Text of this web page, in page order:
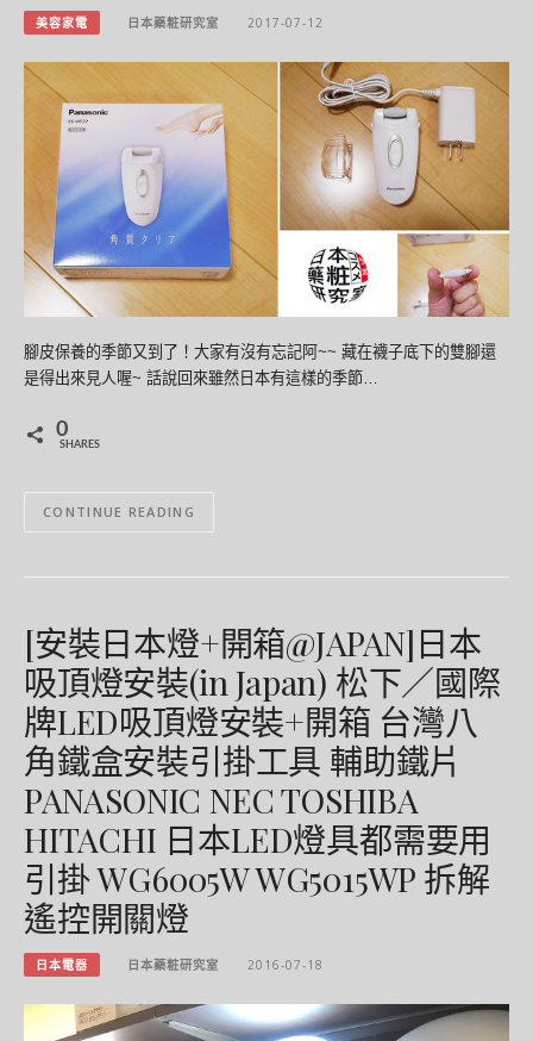
美容家電 日本藥粧研究室 2017-07-12
腳皮保養的季節又到了！大家有沒有忘記阿~~ 藏在襪子底下的雙腳還
是得出來見人喔~ 話說回來雖然日本有這樣的季節…
0
SHARES
CONTINUE READING
[安裝日本燈+開箱@JAPAN]日本
吸頂燈安裝(in Japan) 松下／國際
牌LED吸頂燈安裝+開箱 台灣八
角鐵盒安裝引掛工具 輔助鐵片
PANASONIC NEC TOSHIBA
HITACHI 日本LED燈具都需要用
引掛 WG6005W WG5015WP 拆解
遙控開關燈
日本電器 日本藥粧研究室 2016-07-18